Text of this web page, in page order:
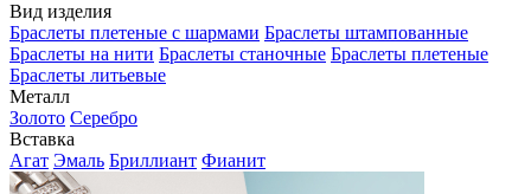
Вид изделия
Браслеты плетеные с шармами Браслеты штампованные
Браслеты на нити Браслеты станочные Браслеты плетеные
Браслеты литьевые
Металл
Золото Серебро
Вставка
Агат Эмаль Бриллиант Фианит